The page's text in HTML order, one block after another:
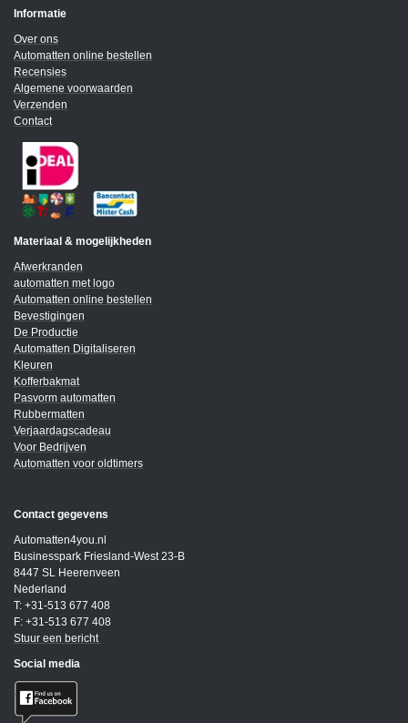
Informatie
Over ons
Automatten online bestellen
Recensies
Algemene voorwaarden
Verzenden
Contact
Materiaal & mogelijkheden
Afwerkranden
automatten met logo
Automatten online bestellen
Bevestigingen
De Productie
Automatten Digitaliseren
Kleuren
Kofferbakmat
Pasvorm automatten
Rubbermatten
Verjaardagscadeau
Voor Bedrijven
Automatten voor oldtimers
Contact gegevens
Automatten4you.nl
Businesspark Friesland-West 23-B
8447 SL Heerenveen
Nederland
T: +31-513 677 408
F: +31-513 677 408
Stuur een bericht
Social media